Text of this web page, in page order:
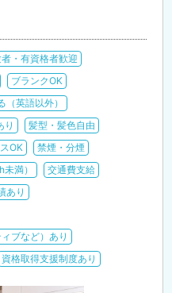
・有資格者歓迎
ブランクOK
（英語以外）
り
髪型・髪色自由
OK
禁煙・分煙
満）
交通費支給
あり
ブなど）あり
資格取得支援制度あり